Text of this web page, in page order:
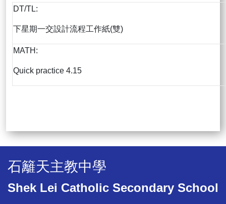
DT/TL:
下星期一交設計流程工作紙(雙)
MATH:
Quick practice 4.15
石籬天主教中學
Shek Lei Catholic Secondary School